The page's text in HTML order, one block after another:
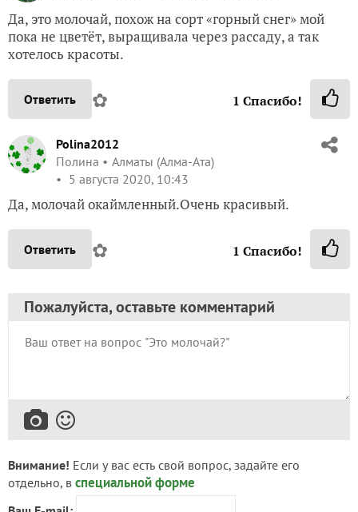
Да, это молочай, похож на сорт «горный снег» мой
пока не цветёт, выращивала через рассаду, а так
хотелось красоты.
Ответить ✿ 1 Спасибо!
Polina2012
Полина
Алматы (Алма-Ата)
5 августа 2020, 10:43
Да, молочай окаймленный.Очень красивый.
Ответить ✿ 1 Спасибо!
Пожалуйста, оставьте комментарий
Внимание! Если у вас есть свой вопрос, задайте его
отдельно, в специальной форме